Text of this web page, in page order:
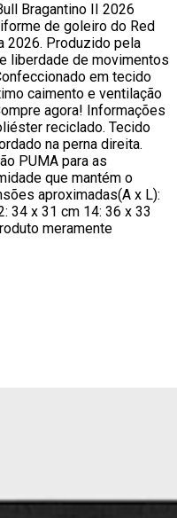
Bragantino II 2026
de goleiro do Red
2026. Produzido pela
liberdade de movimentos
em tecido
caimento e ventilação
agora! Informações
reciclado. Tecido
na perna direita.
PUMA para as
que mantém o
aproximadas(A x L):
34 x 31 cm 14: 36 x 33
meramente